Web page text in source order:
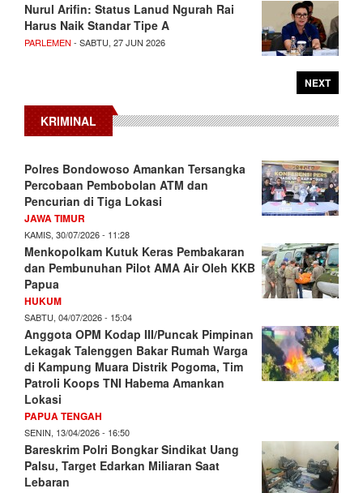
Nurul Arifin: Status Lanud Ngurah Rai
Harus Naik Standar Tipe A
PARLEMEN - SABTU, 27 JUN 2026
NEXT
KRIMINAL
Polres Bondowoso Amankan Tersangka
Percobaan Pembobolan ATM dan
Pencurian di Tiga Lokasi
JAWA TIMUR
KAMIS, 30/07/2026 - 11:28
Menkopolkam Kutuk Keras Pembakaran
dan Pembunuhan Pilot AMA Air Oleh KKB
Papua
HUKUM
SABTU, 04/07/2026 - 15:04
Anggota OPM Kodap III/Puncak Pimpinan
Lekagak Talenggen Bakar Rumah Warga
di Kampung Muara Distrik Pogoma, Tim
Patroli Koops TNI Habema Amankan
Lokasi
PAPUA TENGAH
SENIN, 13/04/2026 - 16:50
Bareskrim Polri Bongkar Sindikat Uang
Palsu, Target Edarkan Miliaran Saat
Lebaran